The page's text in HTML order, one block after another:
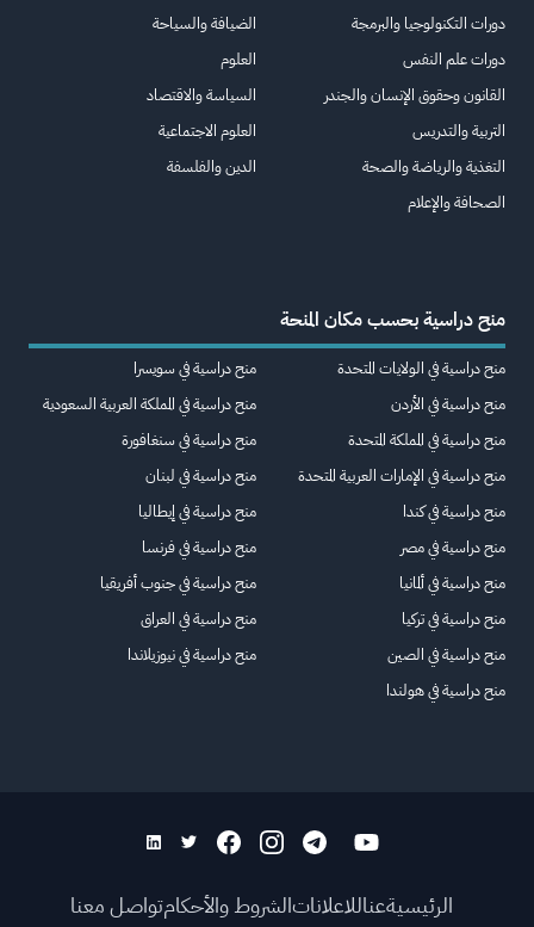
دورات التكنولوجيا والبرمجة
دورات علم النفس
القانون وحقوق الإنسان والجندر
التربية والتدريس
التغذية والرياضة والصحة
الصحافة والإعلام
الضيافة والسياحة
العلوم
السياسة والاقتصاد
العلوم الاجتماعية
الدين والفلسفة
منح دراسية بحسب مكان المنحة
منح دراسية في الولايات المتحدة
منح دراسية في الأردن
منح دراسية في المملكة المتحدة
منح دراسية في الإمارات العربية المتحدة
منح دراسية في كندا
منح دراسية في مصر
منح دراسية في ألمانيا
منح دراسية في تركيا
منح دراسية في الصين
منح دراسية في هولندا
منح دراسية في سويسرا
منح دراسية في المملكة العربية السعودية
منح دراسية في سنغافورة
منح دراسية في لبنان
منح دراسية في إيطاليا
منح دراسية في فرنسا
منح دراسية في جنوب أفريقيا
منح دراسية في العراق
منح دراسية في نيوزيلاندا
الرئيسيةعناللاعلاناتالشروط والأحكامتواصل معنا